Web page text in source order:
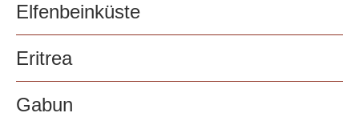
Elfenbeinküste
Eritrea
Gabun